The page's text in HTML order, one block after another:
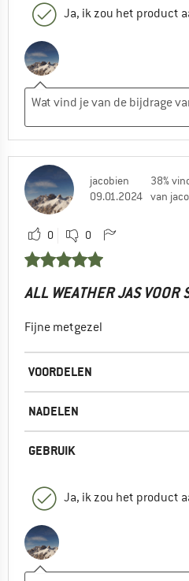
Ja, ik zou het product
jacobien
09.01.2024
38%
van
0 0
ALL WEATHER JAS VOOR
Fijne metgezel
VOORDELEN
NADELEN
GEBRUIK
Ja, ik zou het product